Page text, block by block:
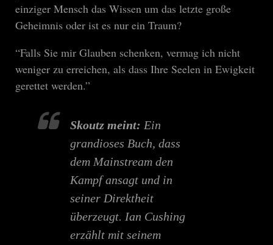
einziger Mensch das Wissen um das letzte große
Geheimnis oder ist es nur ein Traum?
“Falls Sie mir Glauben schenken, vermag ich nicht
weniger zu erreichen, als dass Ihre Seelen in Ewigkeit
gerettet werden.”
Skoutz meint: Ein
grandioses Buch, dass
dem Mainstream den
Kampf ansagt und in
seiner Direktheit
überzeugt. Ian Cushing
erzählt mit seinem